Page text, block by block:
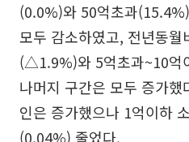
(0.0%)와 50억초과
모두 감소하였고, 전년동
(△1.9%)와 5억초과~10
나머지 구간은 모두 증가
인은 증가했으나 1억이하
(0.04%) 줄었다.